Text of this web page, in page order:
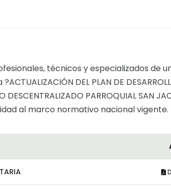
técnicos y especializados de
DEL PLAN DE
DESCENTRALIZADO PARROQUIAL SAN
al marco normativo nacional vigente.